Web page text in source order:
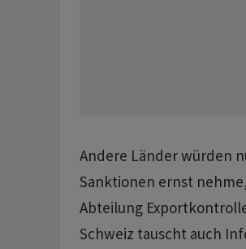
Andere Länder würden
Sanktionen ernst
Abteilung
Schweiz tauscht auch